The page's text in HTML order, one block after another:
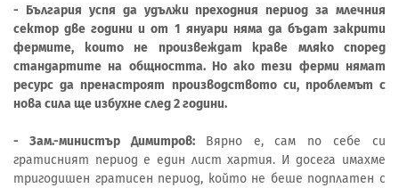
- България успя да удължи преходния период за млечния
сектор две години и от 1 януари няма да бъдат закрити
фермите, които не произвеждат краве мляко според
стандартите на общността. Но ако тези ферми нямат
ресурс да пренастроят производството си, проблемът с
нова сила ще избухне след 2 години.
- Зам.-министър Димитров: Вярно е, сам по себе си
гратисният период е един лист хартия. И досега имахме
тригодишен гратисен период, който не беше подплатен с